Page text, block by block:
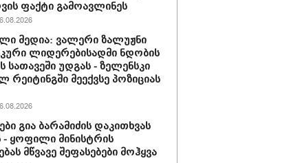
ფაქტი გამოავლინეს
მედია: ვალერი ზალუჟნი
ლიდერებისადმი ნდობის
სათავეში უდგას - ზელენსკი
რეიტინგში მეექვსე პოზიციას
გია ბარამიძის დაკითხვას
- ყოფილი მინისტრის
მწვავე შეფასებები მოჰყვა